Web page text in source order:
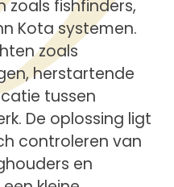
fishfinders,
Kota systemen.
zoals
herstartende
tussen
De oplossing ligt
controleren van
en